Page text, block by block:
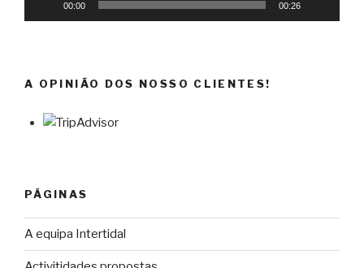
00:00 00:26
A OPINIÃO DOS NOSSO CLIENTES!
PÁGINAS
A equipa Intertidal